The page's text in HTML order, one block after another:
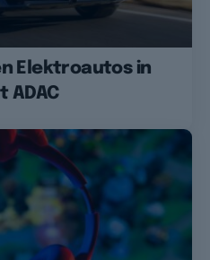
Elektroautos in
ADAC